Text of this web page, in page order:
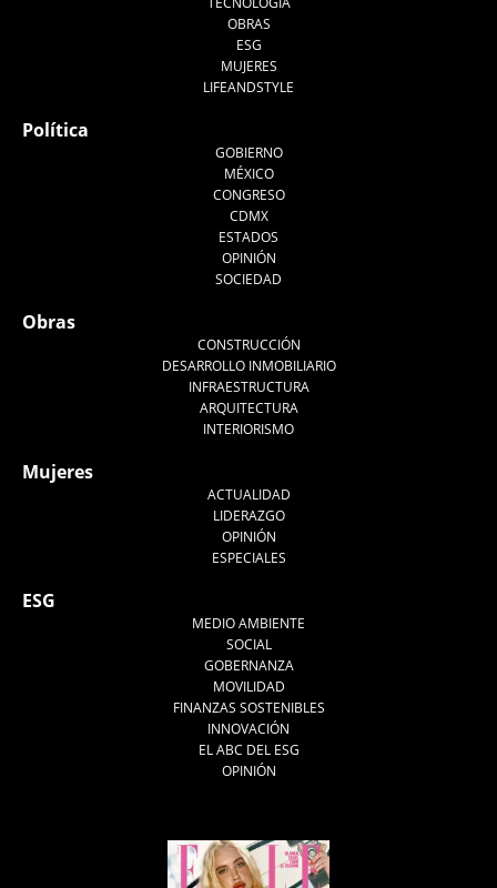
OBRAS
ESG
MUJERES
LIFEANDSTYLE
Política
GOBIERNO
MÉXICO
CONGRESO
CDMX
ESTADOS
OPINIÓN
SOCIEDAD
Obras
CONSTRUCCIÓN
DESARROLLO INMOBILIARIO
INFRAESTRUCTURA
ARQUITECTURA
INTERIORISMO
Mujeres
ACTUALIDAD
LIDERAZGO
OPINIÓN
ESPECIALES
ESG
MEDIO AMBIENTE
SOCIAL
GOBERNANZA
MOVILIDAD
FINANZAS SOSTENIBLES
INNOVACIÓN
EL ABC DEL ESG
OPINIÓN